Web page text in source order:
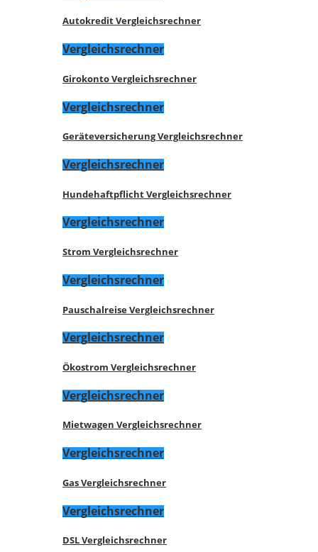
Autokredit Vergleichsrechner
Vergleichsrechner
Girokonto Vergleichsrechner
Vergleichsrechner
Geräteversicherung Vergleichsrechner
Vergleichsrechner
Hundehaftpflicht Vergleichsrechner
Vergleichsrechner
Strom Vergleichsrechner
Vergleichsrechner
Pauschalreise Vergleichsrechner
Vergleichsrechner
Ökostrom Vergleichsrechner
Vergleichsrechner
Mietwagen Vergleichsrechner
Vergleichsrechner
Gas Vergleichsrechner
Vergleichsrechner
DSL Vergleichsrechner